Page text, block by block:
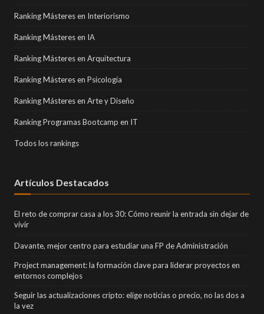
Ranking Másteres en Interiorismo
Ranking Másteres en IA
Ranking Másteres en Arquitectura
Ranking Másteres en Psicología
Ranking Másteres en Arte y Diseño
Ranking Programas Bootcamp en IT
Todos los rankings
Artículos Destacados
El reto de comprar casa a los 30: Cómo reunir la entrada sin dejar de
vivir
Davante, mejor centro para estudiar una FP de Administración
Project management: la formación clave para liderar proyectos en
entornos complejos
Seguir las actualizaciones cripto: elige noticias o precio, no las dos a
la vez